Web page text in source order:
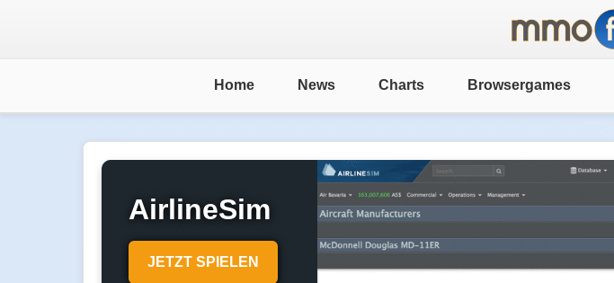
Home News Charts Browsergames
AirlineSim
JETZT SPIELEN